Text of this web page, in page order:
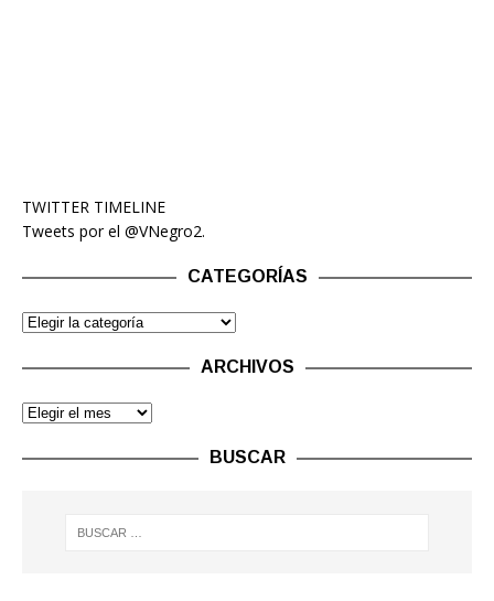
TWITTER TIMELINE
Tweets por el @VNegro2.
CATEGORÍAS
ARCHIVOS
BUSCAR